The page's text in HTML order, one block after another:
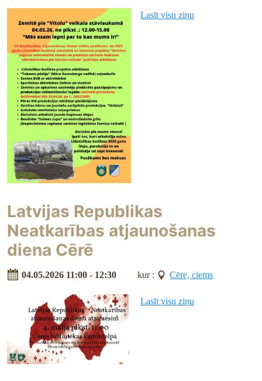
Lasīt visu ziņu
Latvijas Republikas
Neatkarības atjaunošanas
diena Cērē
04.05.2026 11:00 - 12:30 kur : Cēre, ciems
Lasīt visu ziņu